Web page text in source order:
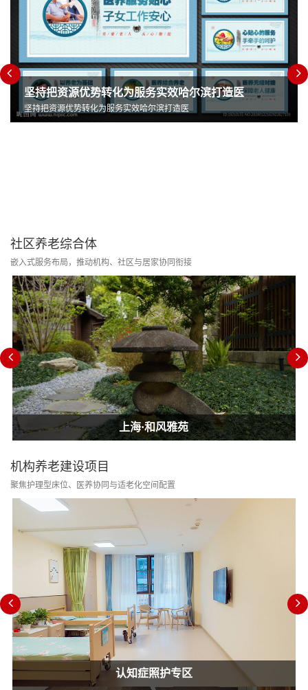
坚持把资源优势转化为服务实效哈尔滨打造医
坚持把资源优势转化为服务实效哈尔滨打造医
社区养老综合体
嵌入式服务布局，推动机构、社区与居家协同衔接
上海·和风雅苑
上海·和风雅苑
上海·和风雅苑
机构养老建设项目
聚焦护理型床位、医养协同与适老化空间配置
消防改造合规
认知症照护专区